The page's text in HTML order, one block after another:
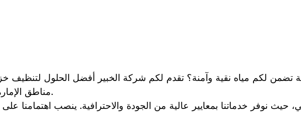
لكم مياه نقية وآمنة؟ تقدم لكم شركة الخبير أفضل الحلول لتنظيف
مناطق الإمارة. نعتمد أحدث التقنيات ونوفر أسعارًا تنافسية تلبي احتياجاتكم.
نوفر خدماتنا بمعايير عالية من الجودة والاحترافية. ينصب